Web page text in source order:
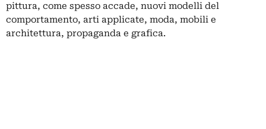
pittura, come spesso accade, nuovi modelli del
comportamento, arti applicate, moda, mobili e
architettura, propaganda e grafica.